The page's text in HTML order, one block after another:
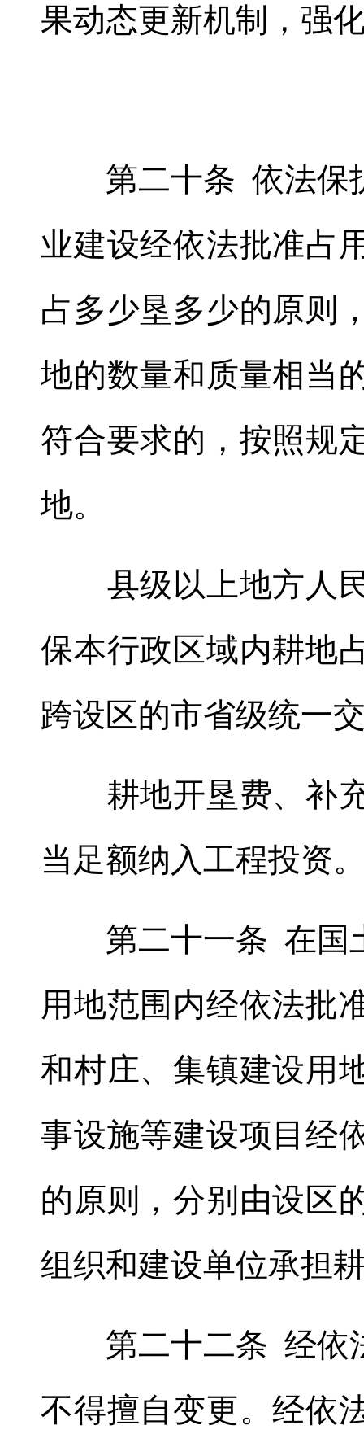
果动态更新机制 ， 强
第二十条 依法保
业建设经依法批准占
占多少垦多少的原则
地的数量和质量相当
符合要求的 ， 按照规
地。
县级以上地方人民
保本行政区域内耕地
跨设区的市省级统一
耕地开垦费、补充
当足额纳入工程投资
第二十一条 在国土
用地范围内经依法批
和村庄、集镇建设用
事设施等建设项目经
的原则
，分别由设区
组织和建设单位承担
第二十二条 经依
不得擅自变更。经依